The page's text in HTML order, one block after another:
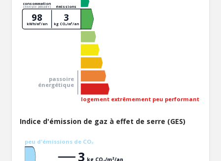
logement extrêmement peu performant
passoire
énergétique
consommation
(énergie primaire) émissions
98
kWh/m²/an
3
kg CO₂/m²/an
Indice d'émission de gaz à effet de serre (GES)
peu d'émissions de CO₂
3 kg CO₂/m²/an